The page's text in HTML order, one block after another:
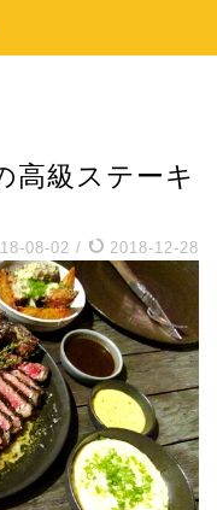
高級ステーキ
08-02 / 2018-12-28